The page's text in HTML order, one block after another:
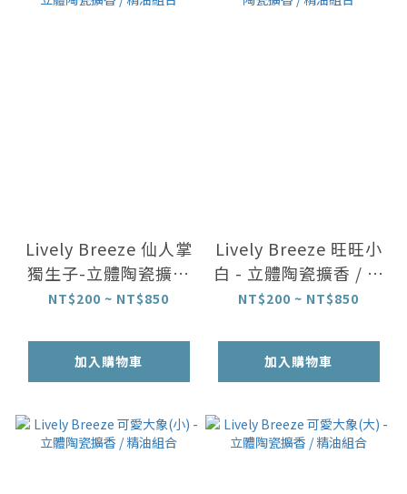
Lively Breeze 仙人掌
獨生子-立體陶瓷擴香
/ 精油組合
NT$200 ~ NT$850
加入購物車
Lively Breeze 旺旺小
白 - 立體陶瓷擴香 / 精
油組合
NT$200 ~ NT$850
加入購物車